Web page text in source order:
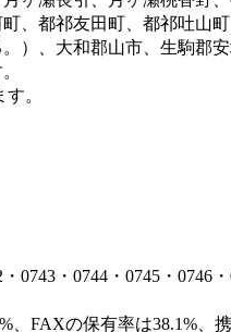
、都祁友田町、都祁吐山
）、大和郡山市、生駒郡
。
・0744・0745・0746・
、FAXの保有率は38.1%、